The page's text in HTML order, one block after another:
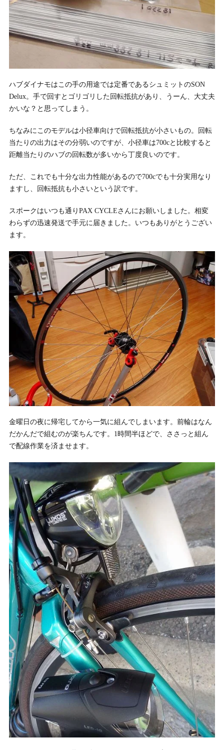
ハブダイナモはこの手の用途では定番であるシュミットのSON
Delux。手で回すとゴリゴリした回転抵抗があり、うーん、大丈夫
かいな？と思ってしまう。
ちなみにこのモデルは小径車向けで回転抵抗が小さいもの。回転
当たりの出力はその分弱いのですが、小径車は700cと比較すると
距離当たりのハブの回転数が多いから丁度良いのです。
ただ、これでも十分な出力性能があるので700cでも十分実用なり
ますし、回転抵抗も小さいという訳です。
スポークはいつも通りPAX CYCLEさんにお願いしました。相変
わらずの迅速発送で手元に届きました。いつもありがとうござい
ます。
金曜日の夜に帰宅してから一気に組んでしまいます。前輪はなん
だかんだで組むのが楽ちんです。1時間半ほどで、ささっと組ん
で配線作業を済ませます。